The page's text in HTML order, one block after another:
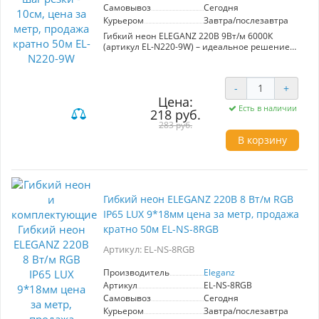
Самовывоз
Сегодня
Курьером
Завтра/послезавтра
Гибкий неон ELEGANZ 220В 9Вт/м 6000К
(артикул EL-N220-9W) – идеальное решение
размеры 6x12 мм и шаг резки 10 см, что
обеспечивает гибкость в дизайне и монтаже.
Подходит для освещения домов, кафе,
магазинов, а также для оформления мебели и
рекламных конструкций.
С защитой IP65, продукт устойчив к влаге и
пыли, что делает его подходящим для ванных
коннекторов значительно упрощают процесс.
В комплект входит шнур с вилкой.
Энергетическая эффективность (9 Вт/м) и
холодный белый свет обеспечивают яркость и
долговечность использования. Продается
кратно 50 м.
Цена:
218 руб.
283 руб.
- +
Есть в наличии
В корзину
Гибкий неон ELEGANZ 220В 8 Вт/м RGB
IP65 LUX 9*18мм цена за метр, продажа
кратно 50м EL-NS-8RGB
Артикул: EL-NS-8RGB
Производитель
Eleganz
Артикул
EL-NS-8RGB
Самовывоз
Сегодня
Курьером
Завтра/послезавтра